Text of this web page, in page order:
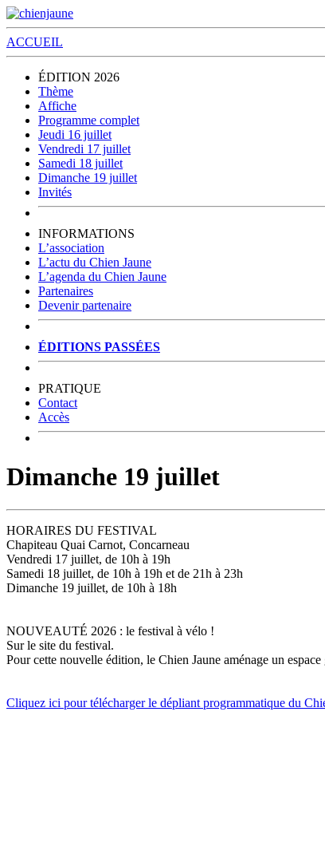
ACCUEIL
ÉDITION 2026
Thème
Affiche
Programme complet
Jeudi 16 juillet
Vendredi 17 juillet
Samedi 18 juillet
Dimanche 19 juillet
Invités
INFORMATIONS
L’association
L’actu du Chien Jaune
L’agenda du Chien Jaune
Partenaires
Devenir partenaire
ÉDITIONS PASSÉES
PRATIQUE
Contact
Accès
Dimanche 19 juillet
HORAIRES DU FESTIVAL
Chapiteau Quai Carnot, Concarneau
Vendredi 17 juillet, de 10h à 19h
Samedi 18 juillet, de 10h à 19h et de 21h à 23h
Dimanche 19 juillet, de 10h à 18h
NOUVEAUTÉ 2026 : le festival à vélo !
Sur le site du festival.
Pour cette nouvelle édition, le Chien Jaune aménage un
Cliquez ici pour télécharger le dépliant programmatique du